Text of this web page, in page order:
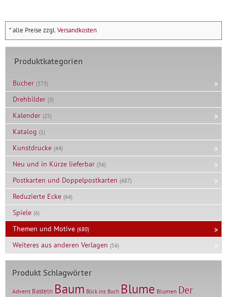
* alle Preise zzgl.Versandkosten
Produktkategorien
Bücher (373)
Drehbilder (3)
Kalender (25)
Katalog (1)
Kunstdrucke (44)
Neu und in Kürze lieferbar (56)
Postkarten und Doppelpostkarten (487)
Reduzierte Ecke (64)
Spiele (6)
Themen und Motive (680)
Weiteres aus anderen Verlagen (56)
Produkt Schlagwörter
Advent Basteln Baum Blick ins Buch Blume Blumen Der